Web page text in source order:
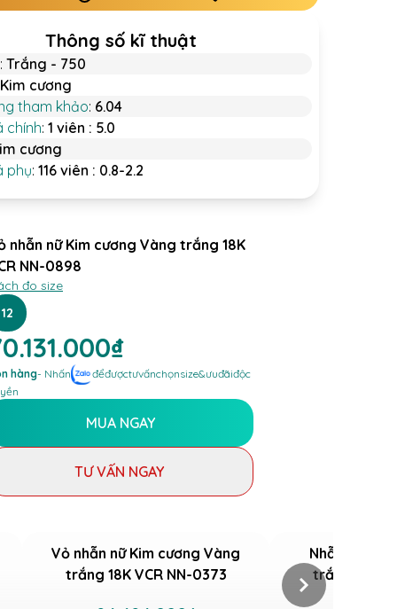
Thông số kĩ thuật
: Trắng - 750
Kim cương
tham khảo: 6.04
chính: 1 viên : 5.0
cương
phụ: 116 viên : 0.8-2.2
nhẫn nữ Kim cương Vàng trắng 18K
NN-0898
đo size
12
hàng- Nhấn đểđượctưvấnchọnsize&ưuđãiđộc
MUA NGAY
TƯ VẤN NGAY
Vỏ nhẫn nữ Kim cương Vàng
trắng 18K VCR NN-0373
Nhẫn nữ
trắng 14K